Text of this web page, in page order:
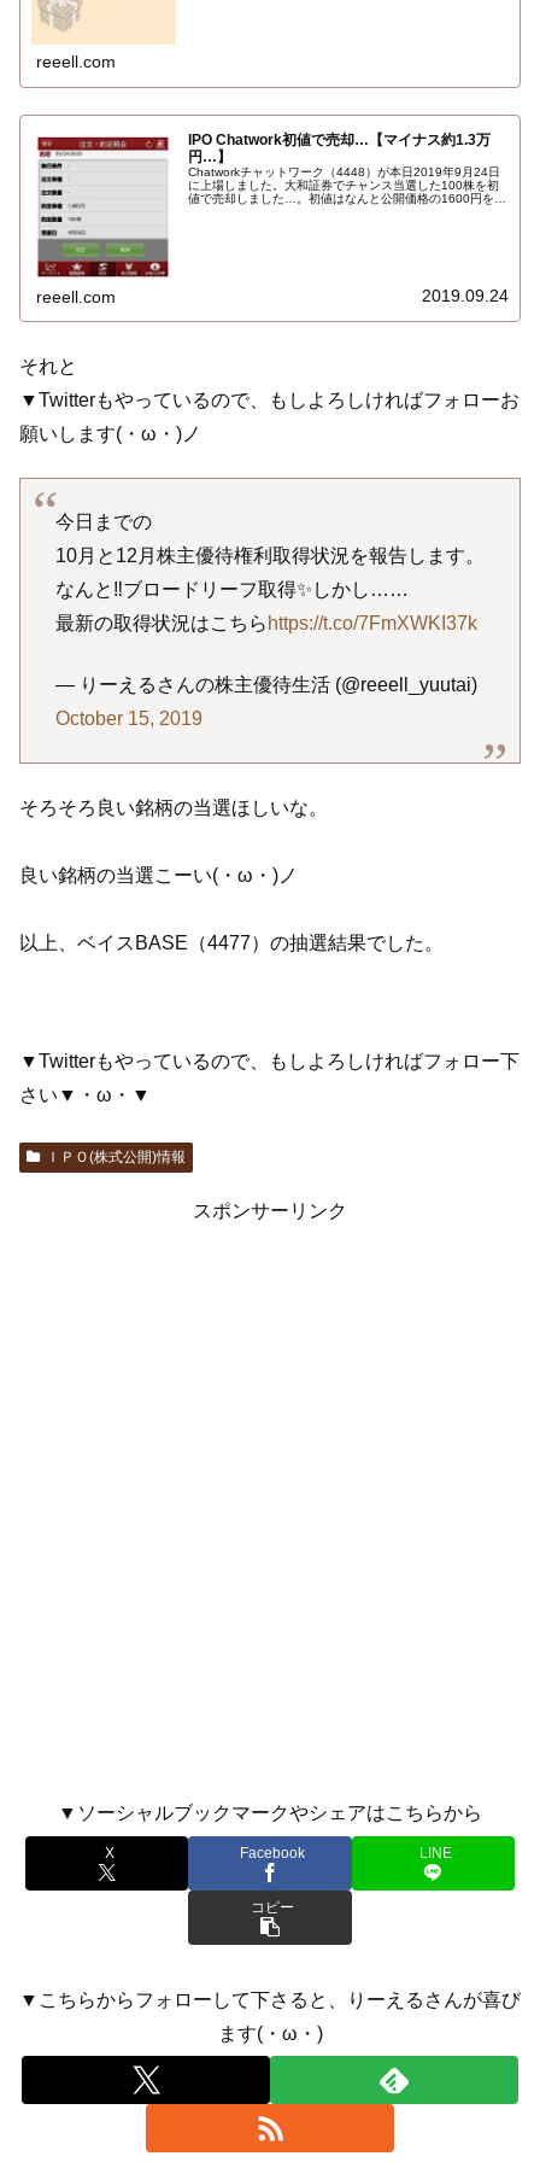
reeell.com
IPO Chatwork初値で売却…【マイナス約1.3万
円…】
Chatworkチャットワーク（4448）が本日2019年9月24日
に上場しました。大和証券でチャンス当選した100株を初
値で売却しました…。初値はなんと公開価格の1600円を下
reeell.com 2019.09.24
それと
▼Twitterもやっているので、もしよろしければフォローお
願いします(・ω・)ノ
今日までの
10月と12月株主優待権利取得状況を報告します。
なんと‼️ブロードリーフ取得✨しかし……
最新の取得状況はこちら https://t.co/7FmXWKI37k
— りーえるさんの株主優待生活 (@reeell_yuutai)
October 15, 2019
そろそろ良い銘柄の当選ほしいな。
良い銘柄の当選こーい(・ω・)ノ
以上、ベイスBASE（4477）の抽選結果でした。
▼Twitterもやっているので、もしよろしければフォロー下
さい▼・ω・▼
ＩＰＯ(株式公開)情報
スポンサーリンク
▼ソーシャルブックマークやシェアはこちらから
X Facebook LINE
コピー
▼こちらからフォローして下さると、りーえるさんが喜び
ます(・ω・)